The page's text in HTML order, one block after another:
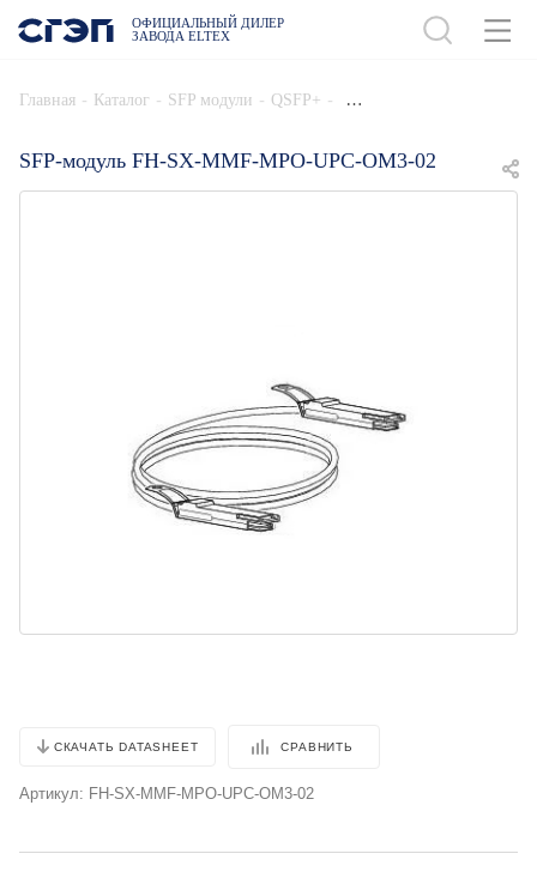
ОФИЦИАЛЬНЫЙ ДИЛЕР
ЗАВОДА ELTEX
Главная - Каталог - SFP модули - QSFP+ -
SFP-модуль FH-SX-MMF-MPO-UPC-OM3-02
СКАЧАТЬ DATASHEET СРАВНИТЬ
Артикул: FH-SX-MMF-MPO-UPC-OM3-02